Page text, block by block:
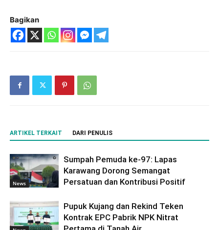
Bagikan
ARTIKEL TERKAIT DARI PENULIS
News
Sumpah Pemuda ke-97: Lapas
Karawang Dorong Semangat
Persatuan dan Kontribusi Positif
Pupuk Kujang dan Rekind Teken
Kontrak EPC Pabrik NPK Nitrat